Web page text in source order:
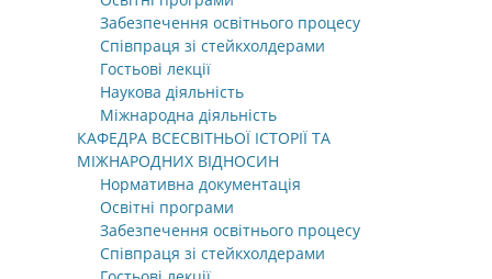
Забезпечення освітнього процесу
Співпраця зі стейкхолдерами
Гостьові лекції
Наукова діяльність
Міжнародна діяльність
КАФЕДРА ВСЕСВІТНЬОЇ ІСТОРІЇ ТА
МІЖНАРОДНИХ ВІДНОСИН
Нормативна документація
Освітні програми
Забезпечення освітнього процесу
Співпраця зі стейкхолдерами